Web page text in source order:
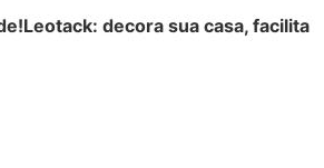
Leotack: decora sua casa, facilita